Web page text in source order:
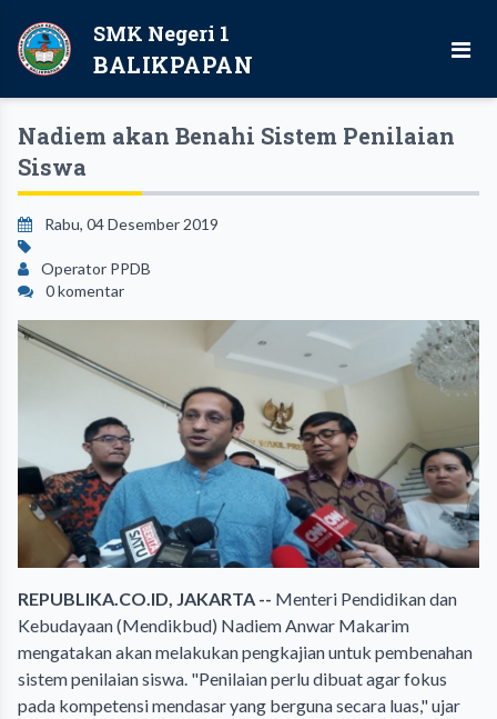
SMK Negeri 1
BALIKPAPAN
Nadiem akan Benahi Sistem Penilaian
Siswa
Rabu, 04 Desember 2019
Operator PPDB
0 komentar
REPUBLIKA.CO.ID, JAKARTA -- Menteri Pendidikan dan
Kebudayaan (Mendikbud) Nadiem Anwar Makarim
mengatakan akan melakukan pengkajian untuk pembenahan
sistem penilaian siswa. "Penilaian perlu dibuat agar fokus
pada kompetensi mendasar yang berguna secara luas," ujar